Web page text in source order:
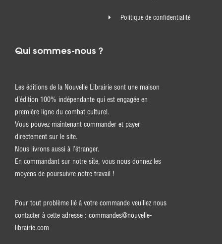
Politique de confidentialité
Qui sommes-nous ?
Les éditions de la Nouvelle Librairie sont une maison
d’édition 100% indépendante qui est engagée en
première ligne du combat culturel.
Vous pouvez maintenant commander et payer
directement sur le site.
Nous livrons aussi à l’étranger.
En commandant sur notre site, vous nous donnez les
moyens de poursuivre notre travail !
Pour tout problème lié à votre commande veuillez nous
contacter à cette adresse : commandes@nouvelle-
librairie.com